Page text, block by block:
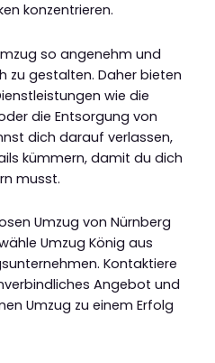
konzentrieren.
so angenehm und
zu gestalten. Daher bieten
wie die
die Entsorgung von
dich darauf verlassen,
kümmern, damit du dich
musst.
Umzug von Nürnberg
Umzug König aus
Kontaktiere
Angebot und
Umzug zu einem Erfolg